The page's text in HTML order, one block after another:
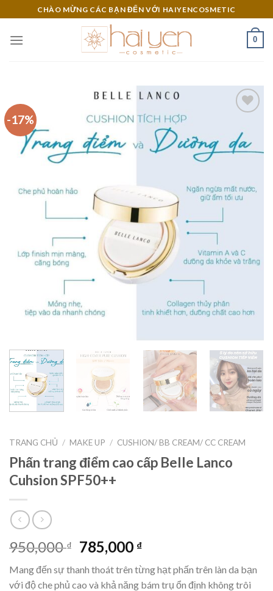
content
CHÀO MỪNG CÁC BẠN ĐẾN VỚI HAIYENCOSMETIC
0
-17%
Wishlist
TRANG CHỦ / MAKE UP / CUSHION/ BB CREAM/ CC CREAM
Phấn trang điểm cao cấp Belle Lanco
Cuhsion SPF50++
950,000₫ 785,000 ₫
Mang đến sự thanh thoát trên từng hạt phấn trên làn da bạn
với độ che phủ cao và khả năng bám trụ ổn định không trôi